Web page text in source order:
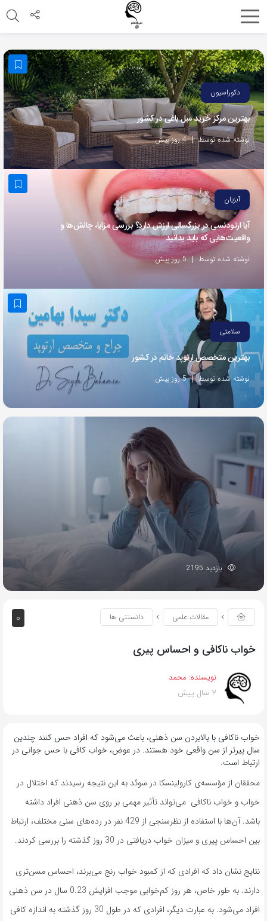
اشتراک
با
استفاده
از
روش‌های
زیر
می‌توانید
این
صفحه
دوستان
خود
اشتراک
بگذارید.
کپی
لینک
دکوراسیون
بهترین مرکز خرید مبل باغی در کشور
نوشته شده توسط 4 روز پیش
آبزیان
آیا ارتودنسی در بزرگسالی ارزش دارد؟ بررسی مزایا، چالش‌ها و
واقعیت‌هایی که باید بدانید
نوشته شده توسط 5 روز پیش
سلامتی
بهترین متخصص ارتوپد خانم در کشور
نوشته شده توسط 5 روز پیش
بازدید 2195
0 مقالات علمی دانستنی ها
خواب ناکافی و احساس پیری
نویسنده: محمد
2 سال پیش
خواب ناکافی با بالابردن سن ذهنی، باعث می‌شود که افراد حس کنند چندین
سال پیرتر از سن واقعی خود هستند. در عوض، خواب کافی با حس جوانی در
ارتباط است.
محققان از مؤسسه‌ی کارولینسکا در سوئد به این نتیجه رسیدند که اختلال در
خواب و خواب ناکافی می‌تواند تأثیر مهمی بر روی سن ذهنی افراد داشته
باشد. آن‌ها با استفاده از نظرسنجی از 429 نفر در رده‌های سنی مختلف، ارتباط
بین احساس پیری و میزان خواب دریافتی در 30 روز گذشته را بررسی کردند.
نتایج نشان داد که افرادی که از کمبود خواب رنج می‌برند، احساس مسن‌تری
دارند. به طور خاص، هر روز کم‌خوابی موجب افزایش 0.23 سال در سن ذهنی
افراد می‌شود. به عبارت دیگر، افرادی که در طول 30 روز گذشته به اندازه کافی